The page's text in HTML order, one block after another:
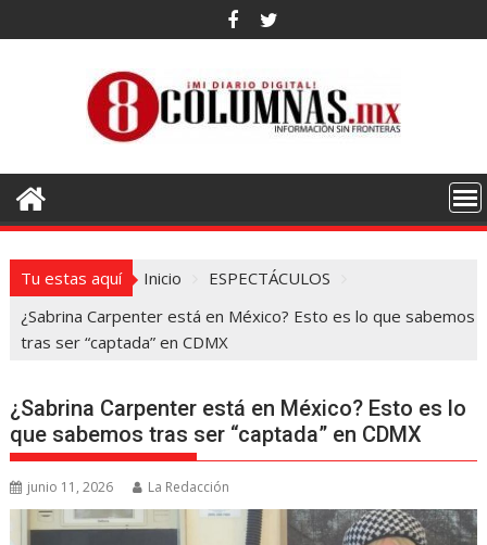
al
Tu estas aquí Inicio
ESPECTÁCULOS
¿Sabrina Carpenter está en México? Esto es lo que sabemos
tras ser “captada” en CDMX
¿Sabrina Carpenter está en México? Esto es lo
que sabemos tras ser “captada” en CDMX
junio 11, 2026 La Redacción